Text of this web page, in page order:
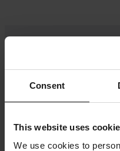
Consent
This website uses
We use cookies to